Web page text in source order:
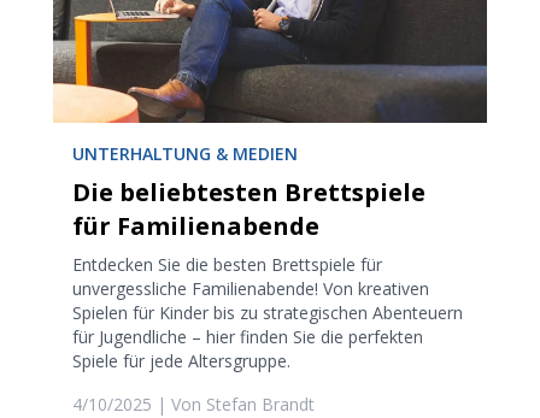
UNTERHALTUNG & MEDIEN
Die beliebtesten Brettspiele
für Familienabende
Entdecken Sie die besten Brettspiele für
unvergessliche Familienabende! Von kreativen
Spielen für Kinder bis zu strategischen Abenteuern
für Jugendliche – hier finden Sie die perfekten
Spiele für jede Altersgruppe.
4/10/2025 | Von Stefan Brandt